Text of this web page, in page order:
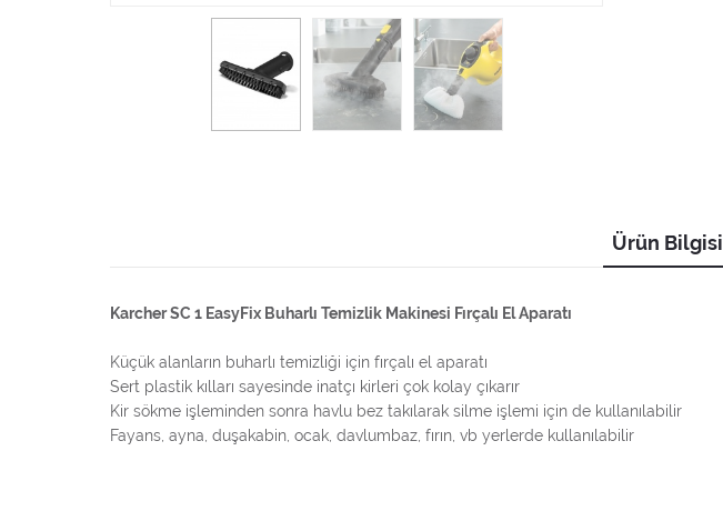
Ürün Bilgisi
Karcher SC 1 EasyFix Buharlı Temizlik Makinesi Fırçalı El Aparatı
Küçük alanların buharlı temizliği için fırçalı el aparatı
Sert plastik kılları sayesinde inatçı kirleri çok kolay çıkarır
Kir sökme işleminden sonra havlu bez takılarak silme işlemi için de kullanılabilir
Fayans, ayna, duşakabin, ocak, davlumbaz, fırın, vb yerlerde kullanılabilir